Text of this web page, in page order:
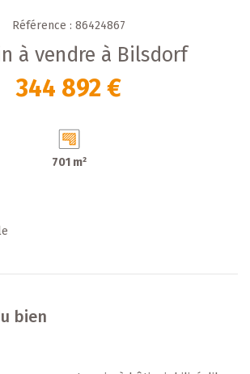
Référence : 86424867
à vendre à Bilsdorf
344 892 €
701 m²
bien